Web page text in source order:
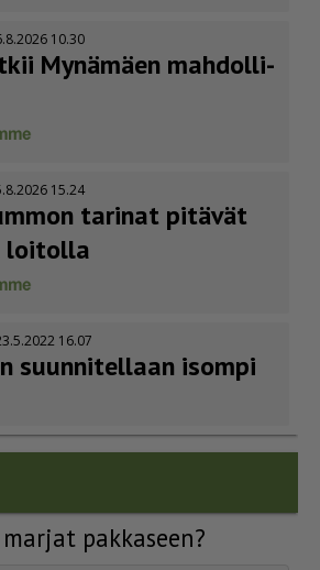
10.30
Mynämäen mahdol­li­
15.24
tarinat pitävät
loitolla
16.07
suunnitellaan isompi
pakkaseen?